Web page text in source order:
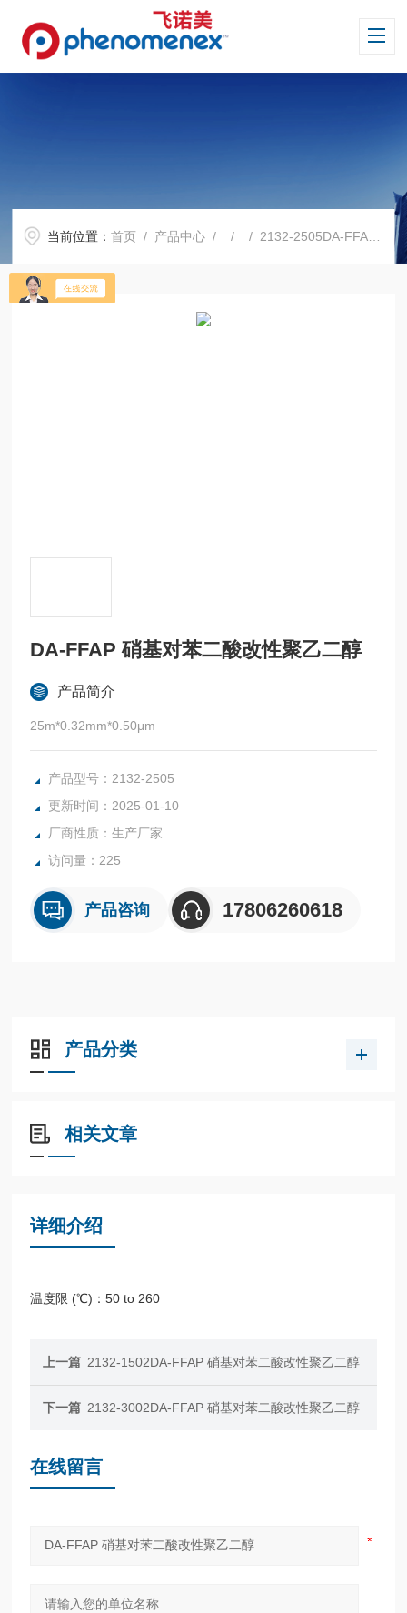
当前位置：首页 / 产品中心 / / / 2132-2505DA-FFAP 硝基对苯二酸改性聚乙二醇
DA-FFAP 硝基对苯二酸改性聚乙二醇
产品简介
25m*0.32mm*0.50μm
产品型号：2132-2505
更新时间：2025-01-10
厂商性质：生产厂家
访问量：225
产品咨询 17806260618
产品分类
相关文章
详细介绍
温度限 (℃)：50 to 260
上一篇 2132-1502DA-FFAP 硝基对苯二酸改性聚乙二醇
下一篇 2132-3002DA-FFAP 硝基对苯二酸改性聚乙二醇
在线留言